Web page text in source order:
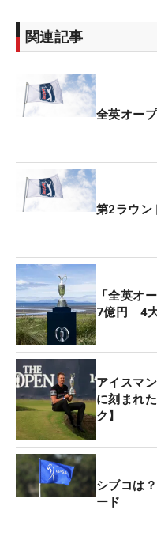
あるポットバンカーや
った。
ショットの調子は悪
く対応できたと思う
合っていなかったで
きることができなか
ン以内の距離感に苦
ただ、見せ場は作っ
り返し、後半に進めば
5オーバーまでスコア
た16番パー5（572ヤ
ったあとに片手を離し
フェアウェイ右サイ
が吹くなか、2打目を
ンピンほどにつけてギ
「キャディがはっき
れたので、それを信じ
ィを奪取。「あのバー
関連記事
全英オー
第2ラウン
「全英オ
7億円 4大
アイスマ
に刻まれ
ク】
シブコは
ード